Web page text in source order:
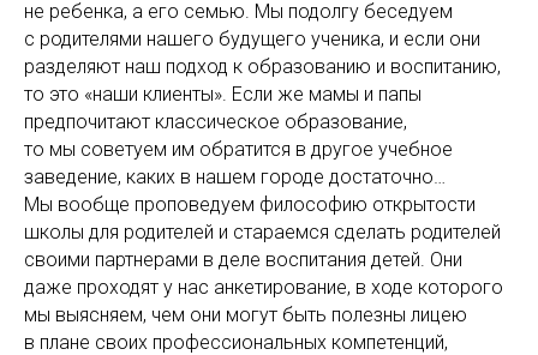
не ребенка, а его семью. Мы подолгу беседуем
с родителями нашего будущего ученика, и если они
разделяют наш подход к образованию и воспитанию,
то это «наши клиенты». Если же мамы и папы
предпочитают классическое образование,
то мы советуем им обратится в другое учебное
заведение, каких в нашем городе достаточно…
Мы вообще проповедуем философию открытости
школы для родителей и стараемся сделать родителей
своими партнерами в деле воспитания детей. Они
даже проходят у нас анкетирование, в ходе которого
мы выясняем, чем они могут быть полезны лицею
в плане своих профессиональных компетенций,